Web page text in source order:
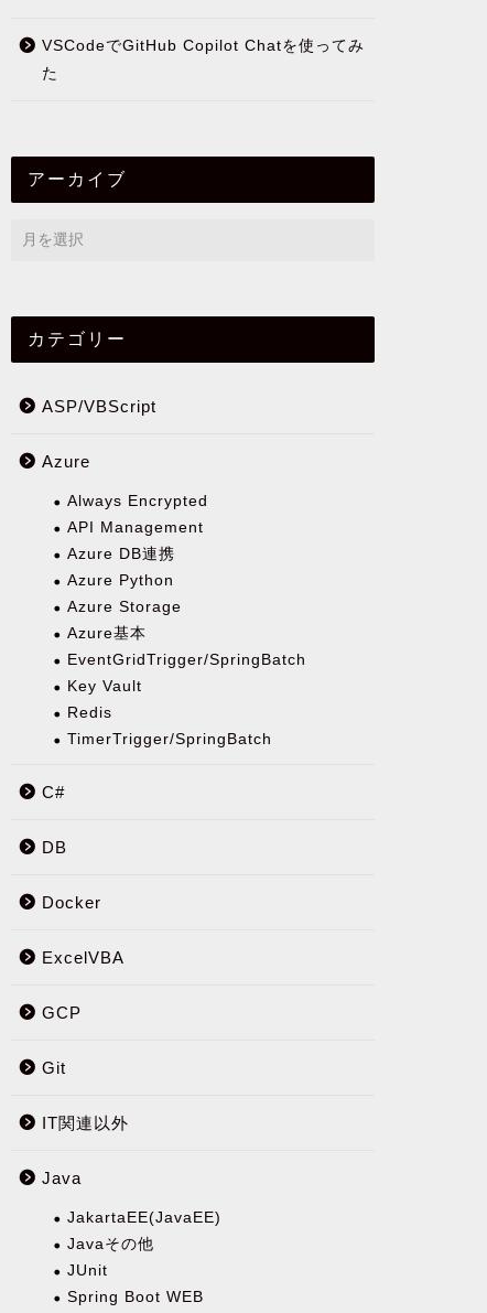
VSCodeでGitHub Copilot Chatを使ってみ
た
アーカイブ
カテゴリー
ASP/VBScript
Azure
Always Encrypted
API Management
Azure DB連携
Azure Python
Azure Storage
Azure基本
EventGridTrigger/SpringBatch
Key Vault
Redis
TimerTrigger/SpringBatch
C#
DB
Docker
ExcelVBA
GCP
Git
IT関連以外
Java
JakartaEE(JavaEE)
Javaその他
JUnit
Spring Boot WEB